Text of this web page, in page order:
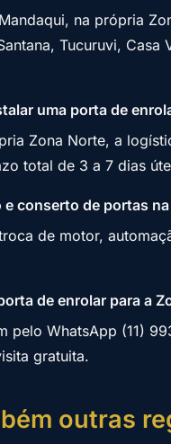
na própria
Tucuruvi, Casa
uma porta de
Zona Norte, a
total de 3 a 7 dias
conserto de portas
de motor,
de enrolar para a
pelo WhatsApp (11)
gratuita.
outras